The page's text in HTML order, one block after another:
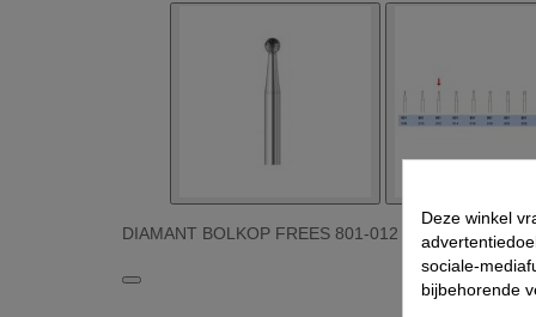
DIAMANT BOLKOP FREES 801-012 Afbeeldingen
Deze winkel
sociale-
bijbehorende